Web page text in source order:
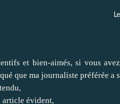
et bien-aimés, si vous
que ma journaliste préférée a
évident,